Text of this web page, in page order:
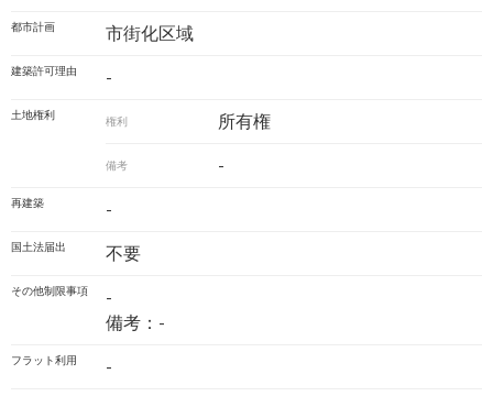
都市計画 市街化区域
建築許可理由 -
土地権利 権利 所有権
備考 -
再建築 -
国土法届出 不要
その他制限事項
-
備考：-
フラット利用 -